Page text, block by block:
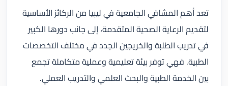
تعد أهم المشافي الجامعية في ليبيا من الركائز الأساسية
لتقديم الرعاية الصحية المتقدمة، إلى جانب دورها الكبير
في تدريب الطلبة والخريجين الجدد في مختلف التخصصات
الطبية. فهي توفر بيئة تعليمية وعملية متكاملة تجمع
بين الخدمة الطبية والبحث العلمي والتدريب العملي.